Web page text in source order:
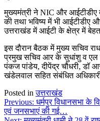
मुख्यमंत्री ने NIC और आईटीडीए
की तथा भविष्य में भी
उत्तराखंड में आईटी के क्षेत्र में
इस दौरान बैठक में मुख्य सचिव
प्रमुख सचिव आर के सुधांशु व एल
पंकज पांडेय, दीपेंद्र चौधरी, डॉ
खंडेलवाल सहित संबंधित
Posted inउत्तराखंड
Post
navigation
Previous: धर्मपुर विधानसभा के
एवं जनसभाएं की गई…